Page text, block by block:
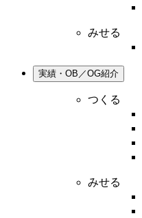
みせる
実績・OB／OG紹介
つくる
みせる